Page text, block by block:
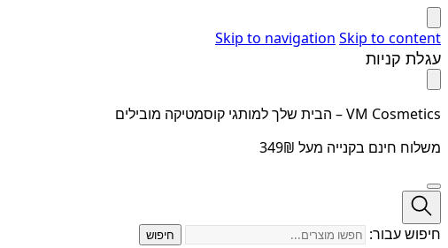
Skip to navigation Skip to content
עגלת קניות
VM Cosmetics – הבית שלך למותגי קוסמטיקה מובילים
משלוח חינם בקנייה מעל 349₪
חיפוש עבור: חיפוש